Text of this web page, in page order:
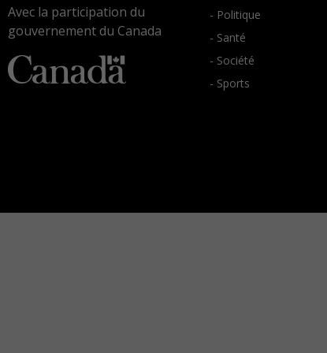
Avec la participation du
gouvernement du Canada
- Politique
- Santé
- Société
- Sports